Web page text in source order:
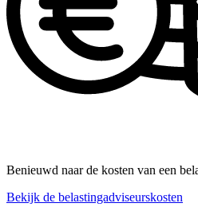
Benieuwd naar de kosten van een
Bekijk de belastingadviseurskosten